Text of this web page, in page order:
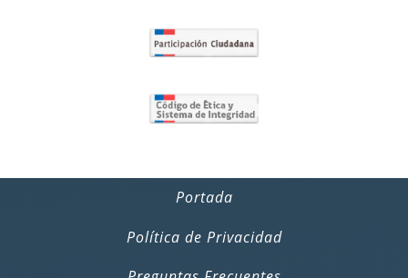
Portada
Política de Privacidad